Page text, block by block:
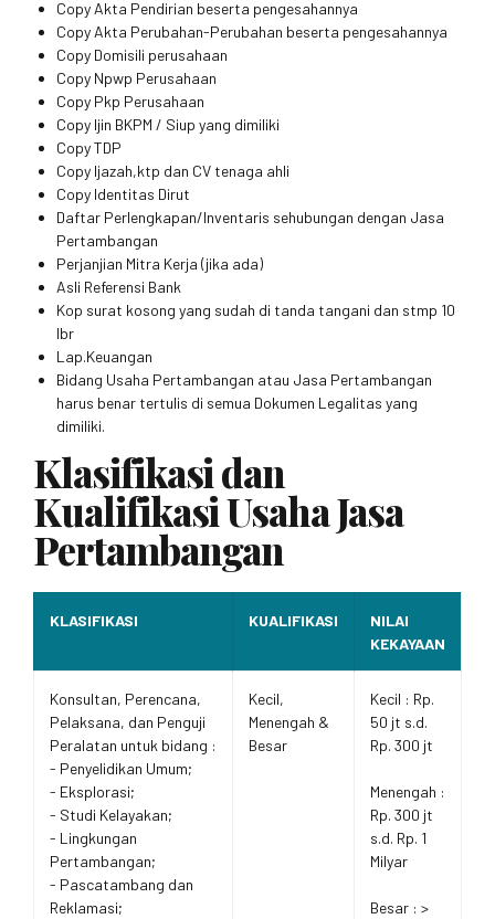
Copy Akta Pendirian beserta pengesahannya
Copy Akta Perubahan-Perubahan beserta pengesahannya
Copy Domisili perusahaan
Copy Npwp Perusahaan
Copy Pkp Perusahaan
Copy Ijin BKPM / Siup yang dimiliki
Copy TDP
Copy Ijazah,ktp dan CV tenaga ahli
Copy Identitas Dirut
Daftar Perlengkapan/Inventaris sehubungan dengan Jasa
Pertambangan
Perjanjian Mitra Kerja (jika ada)
Asli Referensi Bank
Kop surat kosong yang sudah di tanda tangani dan stmp 10
lbr
Lap.Keuangan
Bidang Usaha Pertambangan atau Jasa Pertambangan
harus benar tertulis di semua Dokumen Legalitas yang
dimiliki.
Klasifikasi dan
Kualifikasi Usaha Jasa
Pertambangan
KLASIFIKASI KUALIFIKASI
NILAI
KEKAYAAN
Konsultan, Perencana,
Pelaksana, dan Penguji
Peralatan untuk bidang :
- Penyelidikan Umum;
- Eksplorasi;
- Studi Kelayakan;
- Lingkungan
Pertambangan;
- Pascatambang dan
Reklamasi;
Kecil,
Menengah &
Besar
Kecil : Rp.
50 jt s.d.
Rp. 300 jt
Menengah :
Rp. 300 jt
s.d. Rp. 1
Milyar
Besar : >